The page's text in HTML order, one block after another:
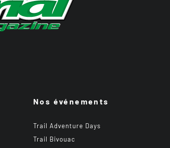
Nos événements
Trail Adventure Days
Trail Bivouac